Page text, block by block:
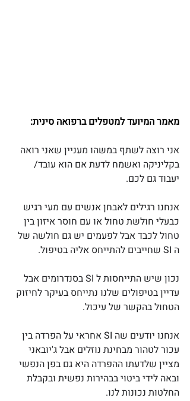
מאמר המיועד למטפלים ברפואה סינית:
אני רוצה לשתף במשהו מעניין שאני רואה
בקליניקה ואשמח לדעת אם הוא עובד/
יעבוד גם לכם.
אנחנו רגילים לאבחן אנשים עם מעי רגיש
כבעלי חולשת טחול או עם חוסר איזון בין
טחול לכבד אבל לפעמים יש גם חולשה של
ה SI שחייבים להתייחס אליה בטיפול.
נכון שיש התייחסות ל SI בסנדרומים אבל
עדיין בטיפולים שלנו נתייחס בעיקר לחיזוק
הטחול בהקשר של עיכול.
אנחנו יודעים שה SI אחראי על הפרדה בין
עכור לטהור מבחינת נוזלים אבל ג'יובאני
מציין שלדעתו ההפרדה היא גם בפן הנפשי
ובאה לידי ביטוי בבהירות נפשית ובקבלת
החלטות נכונות לנו.